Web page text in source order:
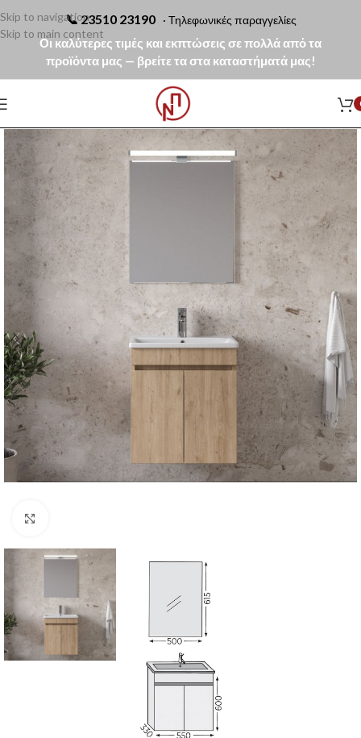
📞23510 23190 · Τηλεφωνικές παραγγελίες
Οι καλύτερες τιμές και εκπτώσεις σε πολλά από τα
προϊόντα μας — βρείτε τα στα καταστήματά μας!
Skip to navigation
Skip to main content